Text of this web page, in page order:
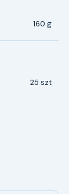
160 g
25 szt